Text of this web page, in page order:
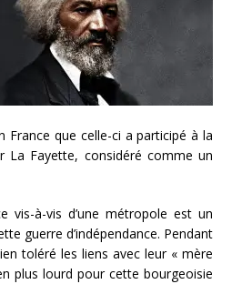
France que celle-ci a participé à la
La Fayette, considéré comme un
vis-à-vis d’une métropole est un
guerre d’indépendance. Pendant
toléré les liens avec leur « mère
plus lourd pour cette bourgeoisie